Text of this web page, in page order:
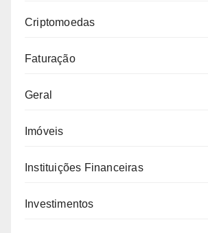
Criptomoedas
Faturação
Geral
Imóveis
Instituições Financeiras
Investimentos